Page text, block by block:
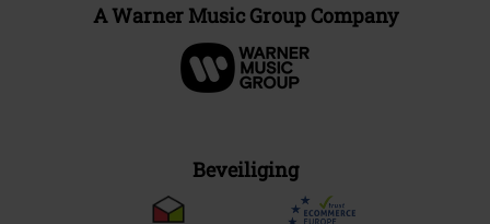
A Warner Music Group Company
Beveiliging